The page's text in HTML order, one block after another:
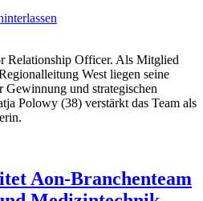
Relationship Officer. Als Mitglied
West liegen seine
und strategischen
Polowy (38) verstärkt das Team als
Aon-Branchenteam